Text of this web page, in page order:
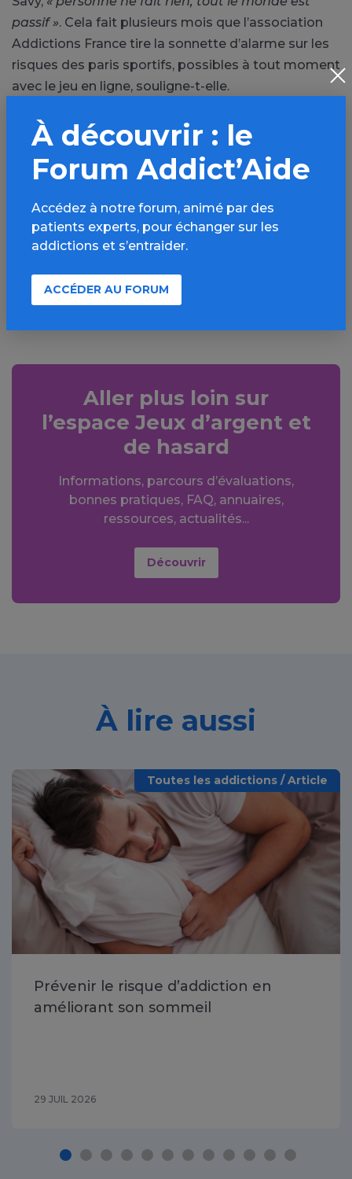
passif ». Cela fait plusieurs mois que l’association
Addictions France tire la sonnette d’alarme sur les
risques des paris sportifs, possibles à tout moment
avec le jeu en ligne, souligne-t-elle.
En savoir plus : www.radiofrance.fr
Facebook X
SMS
Aller plus loin sur
l’espace Jeux d’argent et
de hasard
Informations, parcours d’évaluations,
bonnes pratiques, FAQ, annuaires,
ressources, actualités...
Découvrir
À lire aussi
Toutes les addictions / Article
Prévenir le risque d’addiction en
améliorant son sommeil
29 JUIL 2026
À découvrir : le
Forum Addict’Aide
Accédez à notre forum, animé par des
patients experts, pour échanger sur les
addictions et s’entraider.
ACCÉDER AU FORUM